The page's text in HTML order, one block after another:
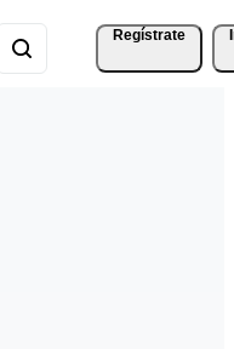
Regístrate